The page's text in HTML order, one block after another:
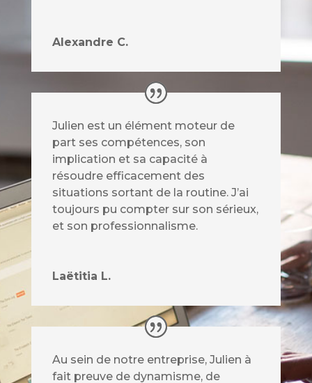
Alexandre C.
Julien est un élément moteur de
part ses compétences, son
implication et sa capacité à
résoudre efficacement des
situations sortant de la routine. J’ai
toujours pu compter sur son sérieux,
et son professionnalisme.
Laëtitia L.
Au sein de notre entreprise, Julien à
fait preuve de dynamisme, de